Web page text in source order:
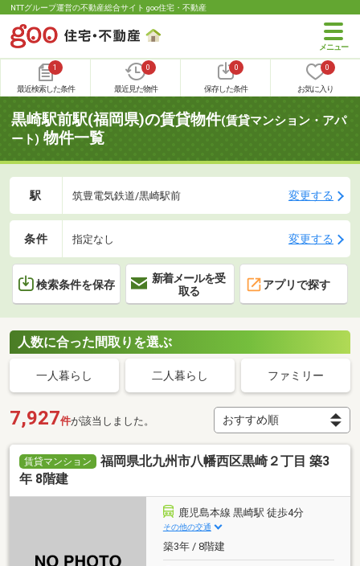
NTTグループ運営の不動産総合サイト goo住宅・不動産
1
最近検索した条件
0
最近見た物件
0
保存した条件
0
お気に入り
黒崎駅前駅(福岡県)の賃貸物件(賃貸マンション・アパ
ート) 物件一覧
駅 筑豊電気鉄道/黒崎駅前 変更する
条件 指定なし 変更する
検索条件を保存
新着メールを受
取る
アプリで探す
人数に合った間取りを選ぶ
一人暮らし 二人暮らし ファミリー
7,927件が該当しました。
賃貸マンション
福岡県北九州市八幡西区黒崎２丁目 築3
年 8階建
鹿児島本線 黒崎駅 徒歩4分
その他の交通
築3年 / 8階建